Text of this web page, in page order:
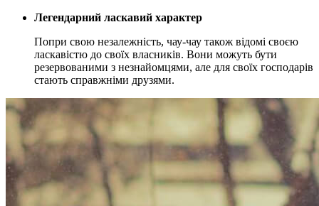
Легендарний ласкавий характер
Попри свою незалежність, чау-чау також відомі своєю
ласкавістю до своїх власників. Вони можуть бути
резервованими з незнайомцями, але для своїх господарів
стають справжніми друзями.